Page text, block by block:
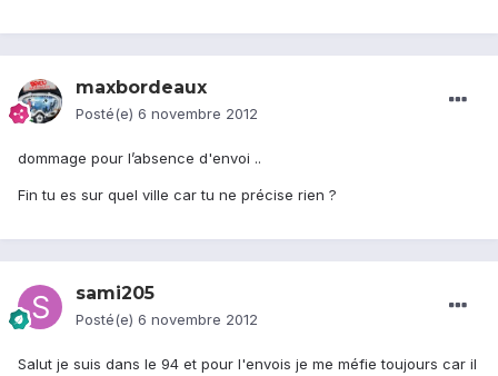
maxbordeaux
Posté(e) 6 novembre 2012
dommage pour l’absence d'envoi ..
Fin tu es sur quel ville car tu ne précise rien ?
sami205
Posté(e) 6 novembre 2012
Salut je suis dans le 94 et pour l'envois je me méfie toujours car il